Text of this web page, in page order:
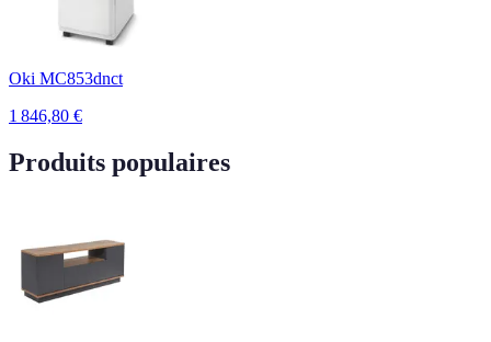
Oki MC853dnct
1 846,80 €
Produits populaires